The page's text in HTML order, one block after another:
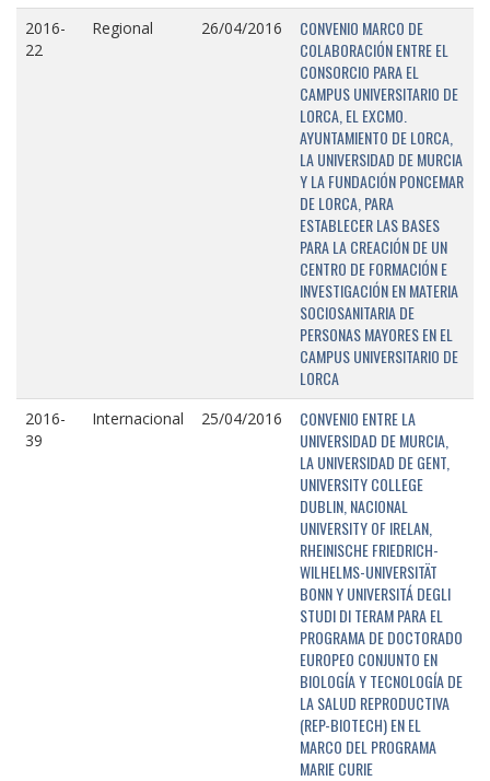
2016-
22
Regional 26/04/2016
CONVENIO MARCO DE
COLABORACIÓN ENTRE EL
CONSORCIO PARA EL
CAMPUS UNIVERSITARIO DE
LORCA, EL EXCMO.
AYUNTAMIENTO DE LORCA,
LA UNIVERSIDAD DE MURCIA
Y LA FUNDACIÓN PONCEMAR
DE LORCA, PARA
ESTABLECER LAS BASES
PARA LA CREACIÓN DE UN
CENTRO DE FORMACIÓN E
INVESTIGACIÓN EN MATERIA
SOCIOSANITARIA DE
PERSONAS MAYORES EN EL
CAMPUS UNIVERSITARIO DE
LORCA
2016-
39
Internacional 25/04/2016
CONVENIO ENTRE LA
UNIVERSIDAD DE MURCIA,
LA UNIVERSIDAD DE GENT,
UNIVERSITY COLLEGE
DUBLIN, NACIONAL
UNIVERSITY OF IRELAN,
RHEINISCHE FRIEDRICH-
WILHELMS-UNIVERSITÄT
BONN Y UNIVERSITÁ DEGLI
STUDI DI TERAM PARA EL
PROGRAMA DE DOCTORADO
EUROPEO CONJUNTO EN
BIOLOGÍA Y TECNOLOGÍA DE
LA SALUD REPRODUCTIVA
(REP-BIOTECH) EN EL
MARCO DEL PROGRAMA
MARIE CURIE